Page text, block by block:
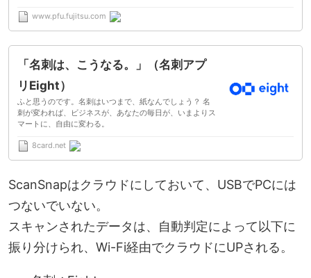
www.pfu.fujitsu.com
「名刺は、こうなる。」（名刺アプ
リEight）
ふと思うのです。名刺はいつまで、紙なんでしょう？ 名
刺が変われば、ビジネスが、あなたの毎日が、いまよりス
マートに、自由に変わる。
8card.net
ScanSnapはクラウドにしておいて、USBでPCには
つないでいない。
スキャンされたデータは、自動判定によって以下に
振り分けられ、Wi-Fi経由でクラウドにUPされる。